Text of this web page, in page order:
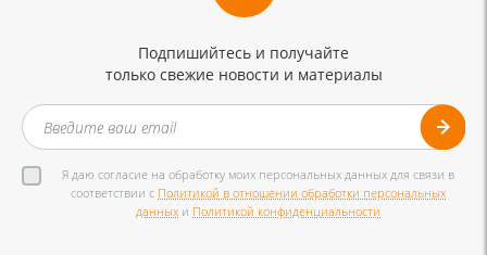
Подпишийтесь и получайте
только свежие новости и материалы
Я даю согласие на обработку моих персональных данных для связи в
соответствии с Политикой в отношении обработки персональных
данных и Политикой конфиденциальности